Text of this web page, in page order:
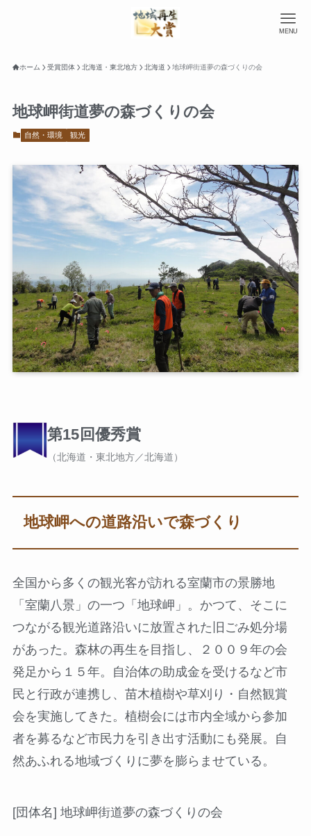
MENU
ホーム 受賞団体 北海道・東北地方 北海道 地球岬街道夢の森づくりの会
地球岬街道夢の森づくりの会
自然・環境 観光
第15回優秀賞
（北海道・東北地方／北海道）
地球岬への道路沿いで森づくり
全国から多くの観光客が訪れる室蘭市の景勝地
「室蘭八景」の一つ「地球岬」。かつて、そこに
つながる観光道路沿いに放置された旧ごみ処分場
があった。森林の再生を目指し、２００９年の会
発足から１５年。自治体の助成金を受けるなど市
民と行政が連携し、苗木植樹や草刈り・自然観賞
会を実施してきた。植樹会には市内全域から参加
者を募るなど市民力を引き出す活動にも発展。自
然あふれる地域づくりに夢を膨らませている。
[団体名] 地球岬街道夢の森づくりの会